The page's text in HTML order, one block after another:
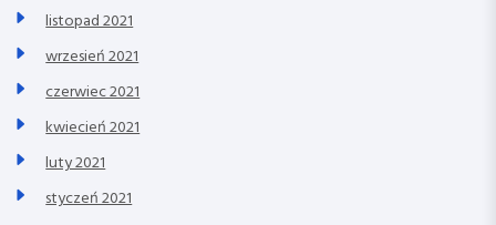
listopad 2021
wrzesień 2021
czerwiec 2021
kwiecień 2021
luty 2021
styczeń 2021